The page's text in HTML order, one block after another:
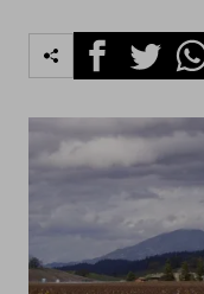
FacebookTwitter